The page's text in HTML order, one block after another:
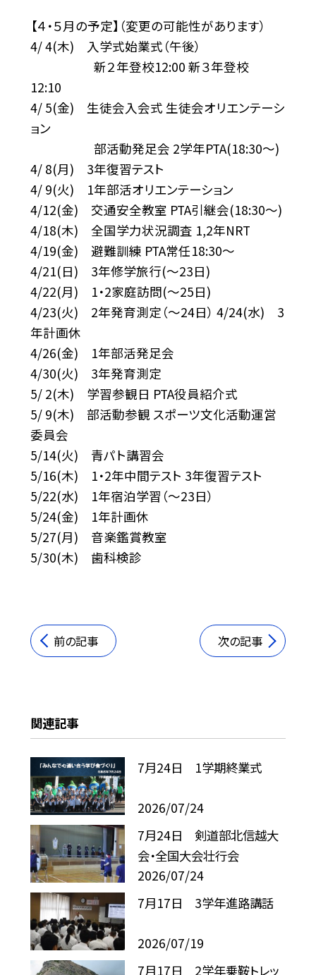
【４・５月の予定】（変更の可能性があります）
4/ 4(木) 入学式始業式（午後）
新２年登校12:00 新３年登校
12:10
4/ 5(金) 生徒会入会式 生徒会オリエンテーシ
ョン
部活動発足会 2学年PTA(18:30〜)
4/ 8(月) 3年復習テスト
4/ 9(火) 1年部活オリエンテーション
4/12(金) 交通安全教室 PTA引継会(18:30〜)
4/18(木) 全国学力状況調査 1,2年NRT
4/19(金) 避難訓練 PTA常任18:30〜
4/21(日) 3年修学旅行(〜23日)
4/22(月) 1・2家庭訪問(〜25日)
4/23(火) 2年発育測定（〜24日） 4/24(水) 3
年計画休
4/26(金) 1年部活発足会
4/30(火) 3年発育測定
5/ 2(木) 学習参観日 PTA役員紹介式
5/ 9(木) 部活動参観 スポーツ文化活動運営
委員会
5/14(火) 青パト講習会
5/16(木) 1・2年中間テスト 3年復習テスト
5/22(水) 1年宿泊学習（〜23日）
5/24(金) 1年計画休
5/27(月) 音楽鑑賞教室
5/30(木) 歯科検診
前の記事 次の記事
関連記事
7月24日 1学期終業式
2026/07/24
7月24日 剣道部北信越大
会・全国大会壮行会
2026/07/24
7月17日 3学年進路講話
2026/07/19
7月17日 2学年乗鞍トレッ